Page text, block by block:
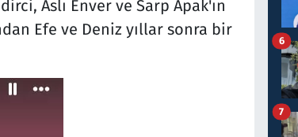
Aslı Enver ve Sarp Apak'ın
Efe ve Deniz yıllar sonra bir
6
7